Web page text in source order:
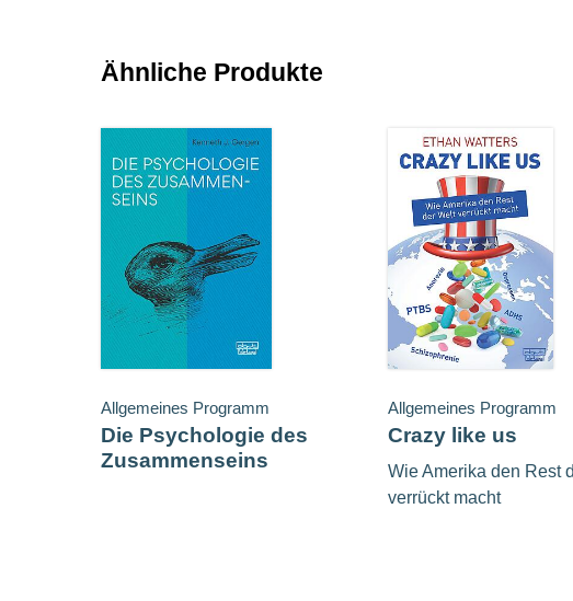
Ähnliche Produkte
Allgemeines Programm
Die Psychologie des
Zusammenseins
Allgemeines Programm
Crazy like us
Wie Amerika den Rest
verrückt macht